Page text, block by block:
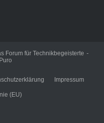
Forum für Technikbegeisterte
Puro
Impressum
(EU)